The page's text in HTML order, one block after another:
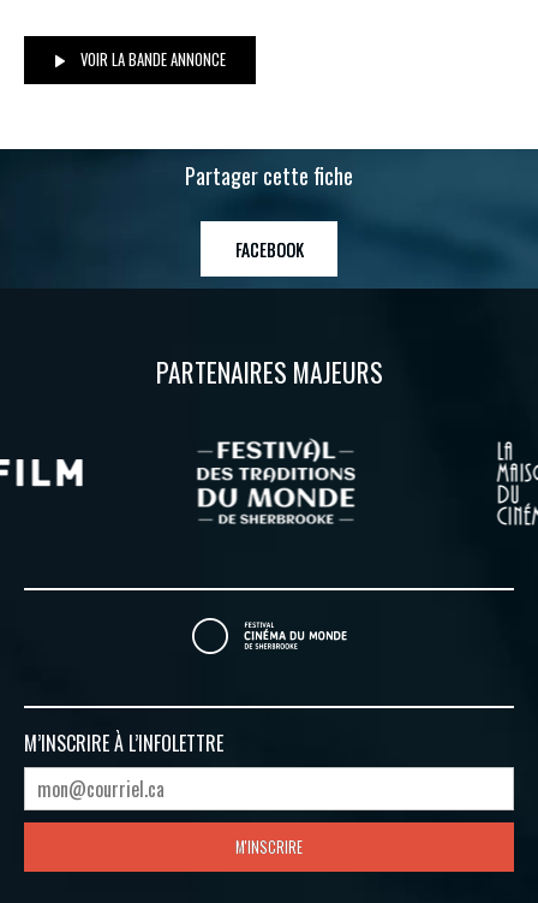
VOIR LA BANDE ANNONCE
Partager cette fiche
FACEBOOK
PARTENAIRES MAJEURS
M’INSCRIRE À L’INFOLETTRE
M'INSCRIRE